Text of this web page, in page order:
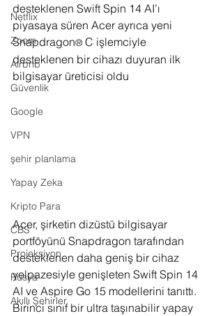
Netflix
Zoom
Airbnb
Güvenlik
Google
VPN
şehir planlama
Yapay Zeka
Kripto Para
CBS
Projeksiyon
Rusya
Akıllı Şehirler
desteklenen Swift Spin 14 AI’ı
piyasaya süren Acer ayrıca yeni
Snapdragon® C işlemciyle
desteklenen bir cihazı duyuran ilk
bilgisayar üreticisi oldu
Acer, şirketin dizüstü bilgisayar
portföyünü Snapdragon tarafından
desteklenen daha geniş bir cihaz
yelpazesiyle genişleten Swift Spin 14
AI ve Aspire Go 15 modellerini tanıttı.
Birinci sınıf bir ultra taşınabilir yapay